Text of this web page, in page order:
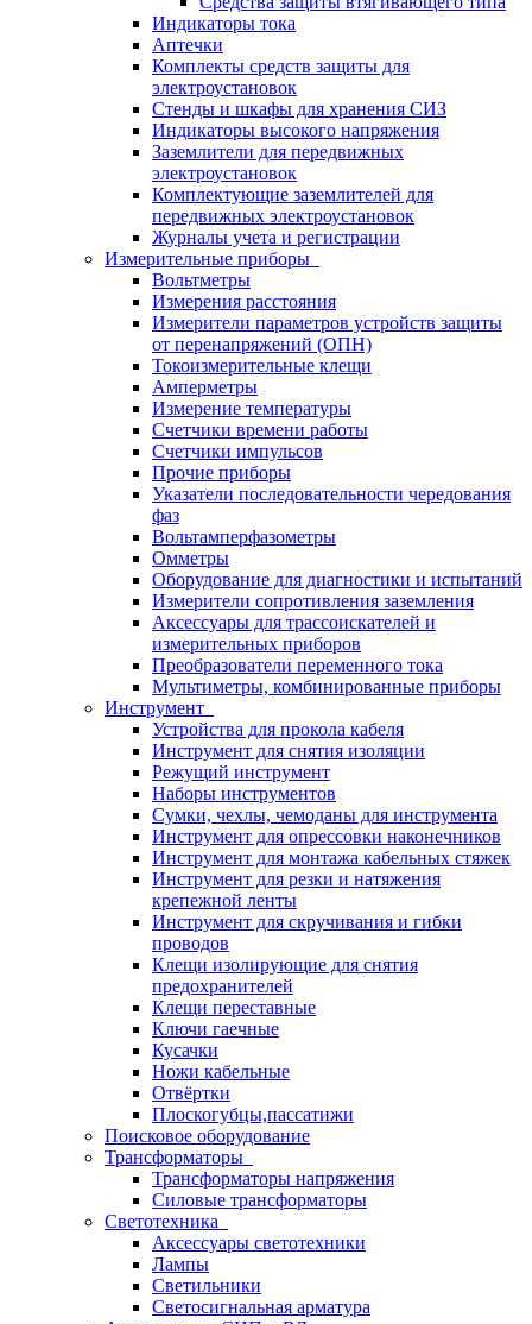
Индикаторы тока
Аптечки
Комплекты средств защиты для
электроустановок
Стенды и шкафы для хранения СИЗ
Индикаторы высокого напряжения
Заземлители для передвижных
электроустановок
Комплектующие заземлителей для
передвижных электроустановок
Журналы учета и регистрации
Измерительные приборы
Вольтметры
Измерения расстояния
Измерители параметров устройств защиты
от перенапряжений (ОПН)
Токоизмерительные клещи
Амперметры
Измерение температуры
Счетчики времени работы
Счетчики импульсов
Прочие приборы
Указатели последовательности чередования
фаз
Вольтамперфазометры
Омметры
Оборудование для диагностики и испытаний
Измерители сопротивления заземления
Аксессуары для трассоискателей и
измерительных приборов
Преобразователи переменного тока
Мультиметры, комбинированные приборы
Инструмент
Устройства для прокола кабеля
Инструмент для снятия изоляции
Режущий инструмент
Наборы инструментов
Сумки, чехлы, чемоданы для инструмента
Инструмент для опрессовки наконечников
Инструмент для монтажа кабельных стяжек
Инструмент для резки и натяжения
крепежной ленты
Инструмент для скручивания и гибки
проводов
Клещи изолирующие для снятия
предохранителей
Клещи переставные
Ключи гаечные
Кусачки
Ножи кабельные
Отвёртки
Плоскогубцы,пассатижи
Поисковое оборудование
Трансформаторы
Трансформаторы напряжения
Силовые трансформаторы
Светотехника
Аксессуары светотехники
Лампы
Светильники
Светосигнальная арматура